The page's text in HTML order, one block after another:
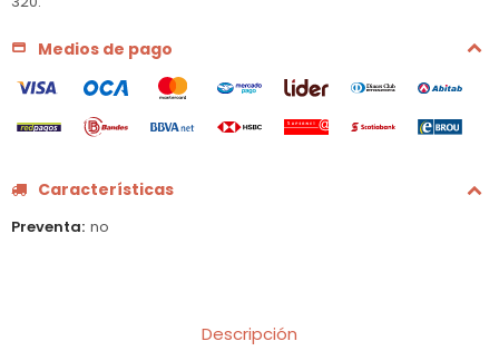
Medios de pago
Características
Preventa no
Descripción